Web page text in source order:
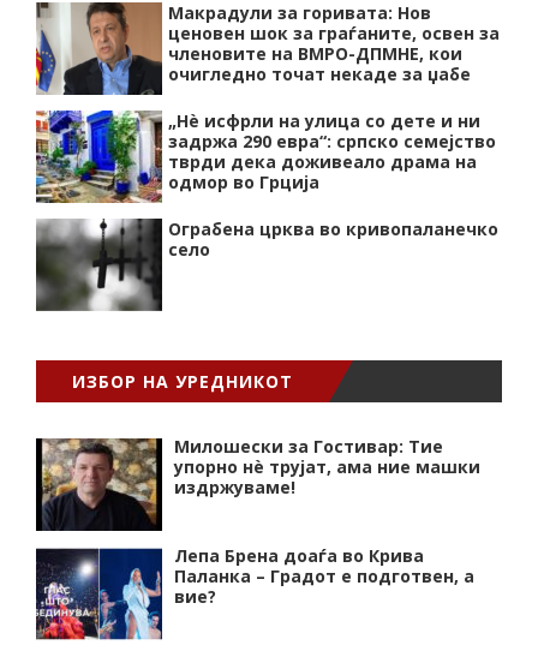
Макрадули за горивата: Нов
ценовен шок за граѓаните, освен за
членовите на ВМРО-ДПМНЕ, кои
очигледно точат некаде за џабе
„Нѐ исфрли на улица со дете и ни
задржа 290 евра“: српско семејство
тврди дека доживеало драма на
одмор во Грција
Ограбена црква во кривопаланечко
село
ИЗБОР НА УРЕДНИКОТ
Милошески за Гостивар: Тие
упорно нѐ трујат, ама ние машки
издржуваме!
Лепа Брена доаѓа во Крива
Паланка – Градот е подготвен, а
вие?